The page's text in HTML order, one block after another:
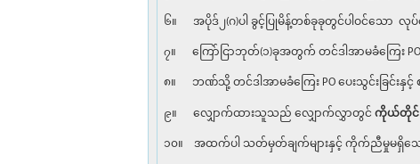
၆။ အပိုဒ်၂(ဂ)ပါ ခွင့်ပြုမိန့်တစ်ခုခုတွင်ပါဝင်သော လု
၇။ ကြော်ငြာဘုတ်(၁)ခုအတွက် တင်ဒါအာမခံကြေး
၈။ ဘဏ်သို့ တင်ဒါအာမခံကြေး PO ပေးသွင်းခြင်းနှ
၉။ လျှောက်ထားသူသည် လျှောက်လွှာတွင်ကိုယ်တိုင်
၁၀။ အထက်ပါ သတ်မှတ်ချက်များနှင့် ကိုက်ညီမှုမရှိသေ